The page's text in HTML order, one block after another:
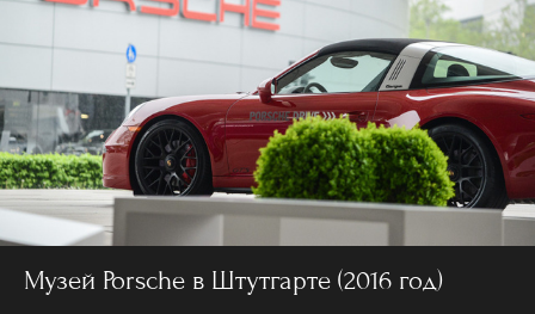
Музей Porsche в Штутгарте (2016 год)